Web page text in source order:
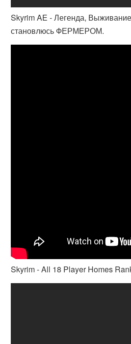
Skyrim AE - Легенда,
становлюсь ФЕРМЕРОМ.
Skyrim - All 18 Player Homes